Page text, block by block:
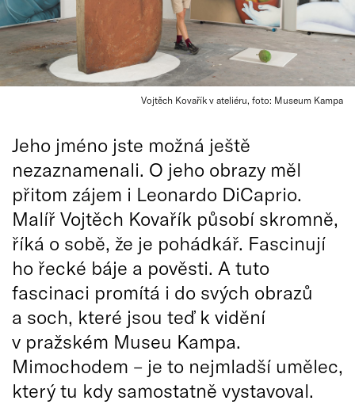
Vojtěch Kovařík v ateliéru, foto: Museum Kampa
Jeho jméno jste možná ještě
nezaznamenali. O jeho obrazy měl
přitom zájem i Leonardo DiCaprio.
Malíř Vojtěch Kovařík působí skromně,
říká o sobě, že je pohádkář. Fascinují
ho řecké báje a pověsti. A tuto
fascinaci promítá i do svých obrazů
a soch, které jsou teď k vidění
v pražském Museu Kampa.
Mimochodem – je to nejmladší umělec,
který tu kdy samostatně vystavoval.